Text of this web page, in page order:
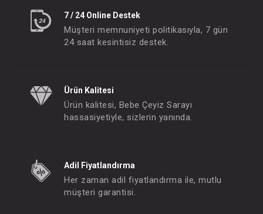
7 / 24 Online Destek
Müşteri memnuniyeti politikasıyla, 7 gün
24 saat kesintisiz destek.
Ürün Kalitesi
Ürün kalitesi, Bebe Çeyiz Sarayı
hassasiyetiyle, sizlerin yanında.
Adil Fiyatlandırma
Her zaman adil fiyatlandırma ile, mutlu
müşteri garantisi.